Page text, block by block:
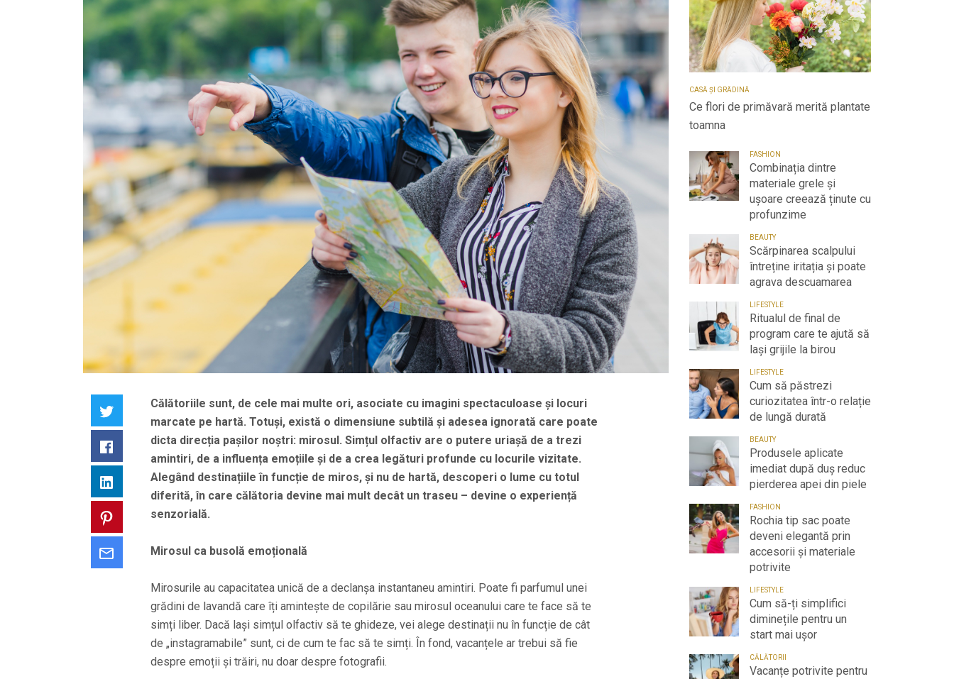
Facebook
LinkedIn
Pinterest
Călătoriile sunt, de cele mai multe ori, asociate cu imagini spectaculoase și locuri
marcate pe hartă. Totuși, există o dimensiune subtilă și adesea ignorată care poate
dicta direcția pașilor noștri: mirosul. Simțul olfactiv are o putere uriașă de a trezi
amintiri, de a influența emoțiile și de a crea legături profunde cu locurile vizitate.
Alegând destinațiile în funcție de miros, și nu de hartă, descoperi o lume cu totul
diferită, în care călătoria devine mai mult decât un traseu – devine o experiență
senzorială.
Mirosul ca busolă emoțională
Mirosurile au capacitatea unică de a declanșa instantaneu amintiri. Poate fi parfumul unei
grădini de lavandă care îți amintește de copilărie sau mirosul oceanului care te face să te
simți liber. Dacă lași simțul olfactiv să te ghideze, vei alege destinații nu în funcție de cât
de „instagramabile” sunt, ci de cum te fac să te simți. În fond, vacanțele ar trebui să fie
despre emoții și trăiri, nu doar despre fotografii.
CASĂ ȘI GRĂDINĂ
Ce flori de primăvară merită plantate
toamna
FASHION
Combinația dintre
materiale grele și
ușoare creează ținute cu
profunzime
BEAUTY
Scărpinarea scalpului
întreține iritația și poate
agrava descuamarea
LIFESTYLE
Ritualul de final de
program care te ajută să
lași grijile la birou
LIFESTYLE
Cum să păstrezi
curiozitatea într-o relație
de lungă durată
BEAUTY
Produsele aplicate
imediat după duș reduc
pierderea apei din piele
FASHION
Rochia tip sac poate
deveni elegantă prin
accesorii și materiale
potrivite
LIFESTYLE
Cum să-ți simplifici
diminețile pentru un
start mai ușor
CĂLĂTORII
Vacanțe potrivite pentru